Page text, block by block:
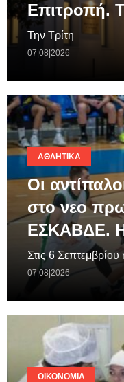
Επιτροπή.
Την Τρίτη
07|08|2026
ΑΘΛΗΤΙΚΆ
Οι
στο νεο
ΕΣΚΑΒΔΕ.
Στις 6
07|08|2026
ΟΙΚΟΝΟΜΊΑ